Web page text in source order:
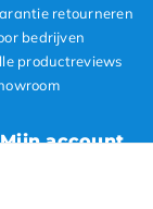
retourneren
bedrijven
productreviews
Mijn account